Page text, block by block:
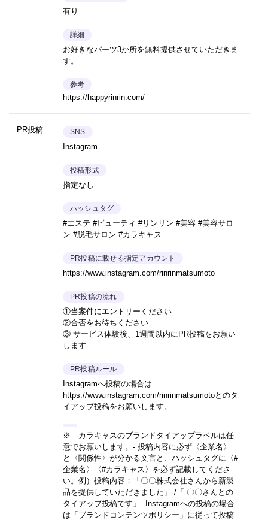
有り
詳細
お好きなパーツ3か所を無料提供させていただきま
す。
参考
https://happyrinrin.com/
PR投稿 SNS
Instagram
投稿形式
指定なし
ハッシュタグ
#エステ #ビューティ #リンリン #美容 #美容サロ
ン #脱毛サロン #カラキャス
PR投稿に載せる指定アカウント
https://www.instagram.com/rinrinmatsumoto
PR投稿の流れ
①当案件にエントリーください
②合否をお待ちください
③ サービス体験後、1週間以内にPR投稿をお願い
します
PR投稿ルール
Instagramへ投稿の場合は
https://www.instagram.com/rinrinmatsumotoとのタ
イアップ投稿をお願いします。
※ カラキャスのブランドタイアップラベルは任
意でお願いします。- 投稿内容に必ず〈企業名〉
と〈関係性〉が分かる文言と、ハッシュタグに〈#
企業名〉〈#カラキャス〉を必ず記載してくださ
い。 例）投稿内容：「〇〇株式会社さんから新製
品を提供していただきました」 /「 〇〇さんとの
タイアップ投稿です」 - Instagramへの投稿の場合
は「ブランドコンテンツポリシー」に従って投稿